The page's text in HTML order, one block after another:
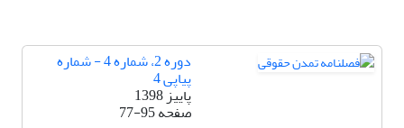
دوره 2، شماره 4 - شماره
پیاپی 4
پاییز 1398
صفحه77-95